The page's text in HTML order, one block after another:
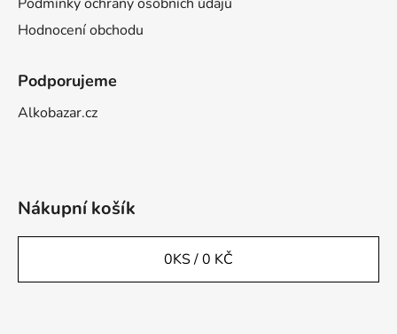
Hodnocení obchodu
Podporujeme
Alkobazar.cz
Nákupní košík
0KS /0 KČ